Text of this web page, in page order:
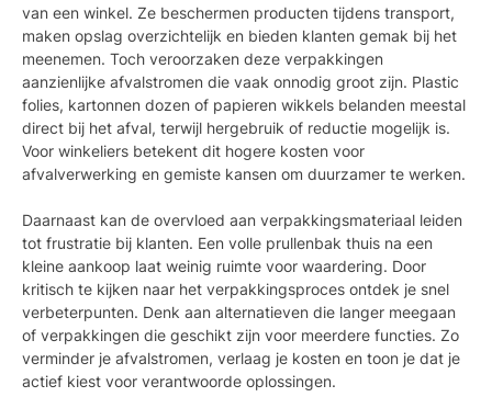
van een winkel. Ze beschermen producten tijdens transport,
maken opslag overzichtelijk en bieden klanten gemak bij het
meenemen. Toch veroorzaken deze verpakkingen
aanzienlijke afvalstromen die vaak onnodig groot zijn. Plastic
folies, kartonnen dozen of papieren wikkels belanden meestal
direct bij het afval, terwijl hergebruik of reductie mogelijk is.
Voor winkeliers betekent dit hogere kosten voor
afvalverwerking en gemiste kansen om duurzamer te werken.
Daarnaast kan de overvloed aan verpakkingsmateriaal leiden
tot frustratie bij klanten. Een volle prullenbak thuis na een
kleine aankoop laat weinig ruimte voor waardering. Door
kritisch te kijken naar het verpakkingsproces ontdek je snel
verbeterpunten. Denk aan alternatieven die langer meegaan
of verpakkingen die geschikt zijn voor meerdere functies. Zo
verminder je afvalstromen, verlaag je kosten en toon je dat je
actief kiest voor verantwoorde oplossingen.